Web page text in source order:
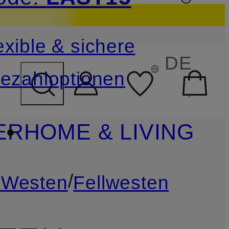
ÜBERSPRINGEN
& sichere
DE
HOME & LIVING
/Fellwesten